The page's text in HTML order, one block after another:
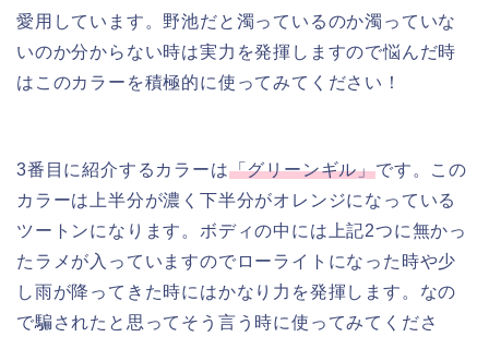
愛用しています。野池だと濁っているのか濁っていな
いのか分からない時は実力を発揮しますので悩んだ時
はこのカラーを積極的に使ってみてください！
3番目に紹介するカラーは「グリーンギル」です。この
カラーは上半分が濃く下半分がオレンジになっている
ツートンになります。ボディの中には上記2つに無かっ
たラメが入っていますのでローライトになった時や少
し雨が降ってきた時にはかなり力を発揮します。なの
で騙されたと思ってそう言う時に使ってみてくださ